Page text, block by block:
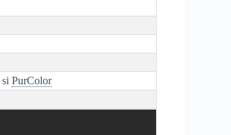
siPurColor